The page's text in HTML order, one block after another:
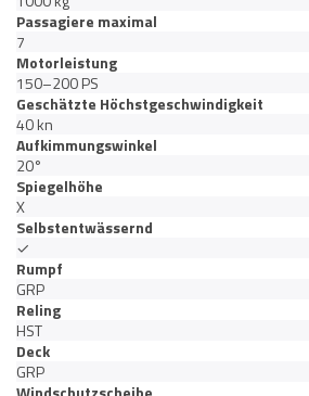
Passagiere maximal
7
Motorleistung
150–200 PS
Geschätzte Höchstgeschwindigkeit
40 kn
Aufkimmungswinkel
20°
Spiegelhöhe
X
Selbstentwässernd
✓
Rumpf
GRP
Reling
HST
Deck
GRP